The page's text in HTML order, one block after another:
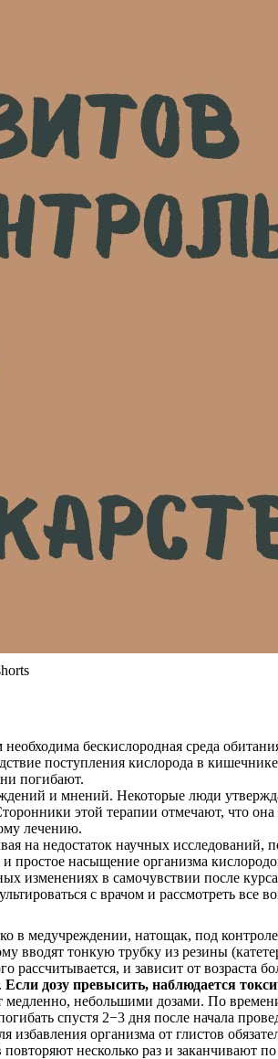
бескислородная среда
поступления кислорода в
погибают.
и мнений. Некоторые люди
этой терапии отмечают, что
лечению.
на недостаток научных
насыщение организма
изменениях в самочувствии после
с врачом и рассмотреть все
в медучреждении, натощак, под
вводят тонкую трубку из резины
и зависит от возраста
Если дозу превысить, наблюдается
медленно, небольшими дозами. По
спустя 2−3 дня после начала
организма от глистов
несколько раз и заканчивают